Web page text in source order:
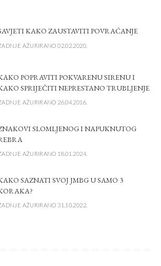
KAKO ZAUSTAVITI POVRAĆANJE
AŽURIRANO 02.02.2020.
POPRAVITI POKVARENU SIRENU I
SPRIJEČITI NEPRESTANO TRUBLJENJE
AŽURIRANO 26.04.2016.
SLOMLJENOG I NAPUKNUTOG
AŽURIRANO 18.01.2024.
SAZNATI SVOJ JMBG U SAMO 3
AŽURIRANO 31.10.2022.